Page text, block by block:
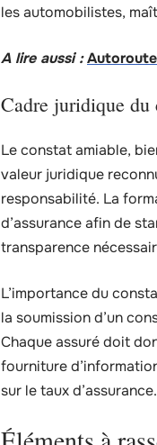
les automobilistes,
A lire aussi :
Cadre juridique du
Le constat amiable,
valeur juridique
responsabilité. La
d’assurance afin de
transparence
L’importance du
la soumission d’un
Chaque assuré doit
fourniture
sur le taux d’assurance.